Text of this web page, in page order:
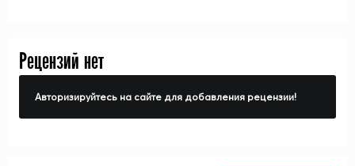
Рецензий нет
Авторизируйтесь на сайте для добавления рецензии!